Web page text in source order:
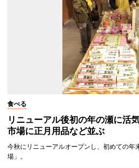
食べる
リニューアル後初の年の瀬に
市場に正月用品など並ぶ
今秋にリニューアルオープンし、初めての年
場」。